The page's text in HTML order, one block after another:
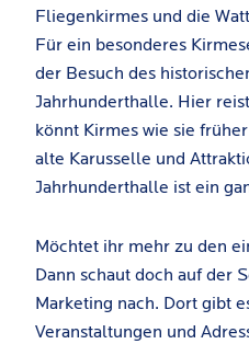
Fliegenkirmes und die
Für ein besonderes
der Besuch des
Jahrhunderthalle. Hier
könnt Kirmes wie sie
alte Karusselle und
Jahrhunderthalle ist ein
Möchtet ihr mehr zu den
Dann schaut doch auf der
Marketing nach. Dort gibt
Veranstaltungen und